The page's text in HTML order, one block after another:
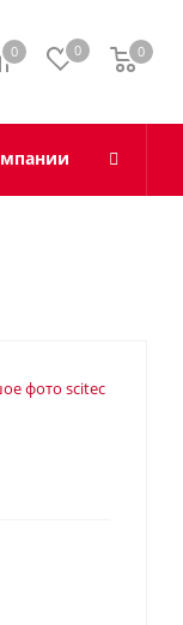
0 0 0
0